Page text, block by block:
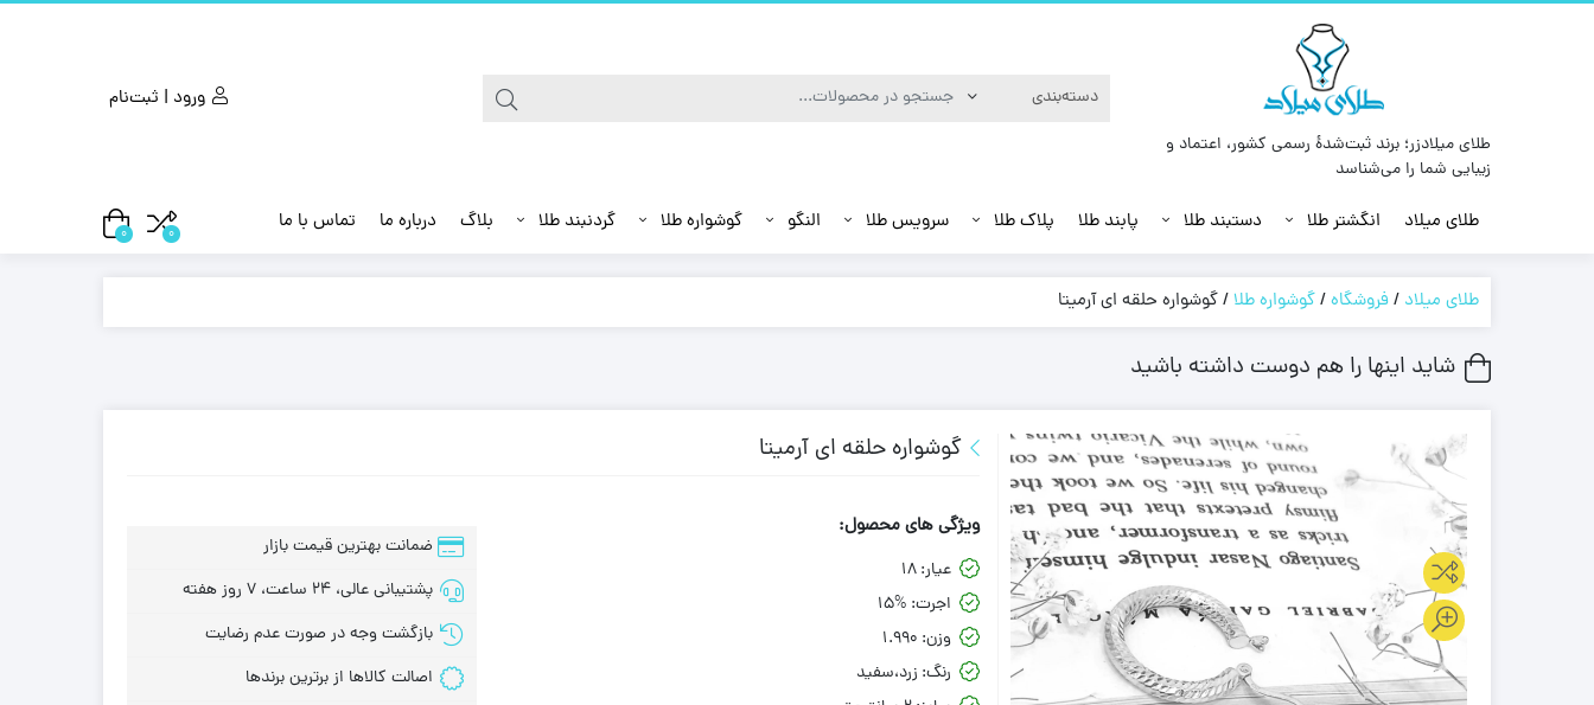
طلای میلادزر؛ برند ثبت‌شدهٔ رسمی کشور، اعتماد و
زیبایی شما را می‌شناسد
ورود | ثبت‌نام
طلای میلاد انگشتر طلا دستبند طلا پابند طلا پلاک طلا سرویس طلا النگو گوشواره طلا گردنبند طلا بلاگ درباره ما تماس با ما 0
0
طلای میلاد /فروشگاه/گوشواره طلا/گوشواره حلقه ای آرمیتا
شاید اینها را هم دوست داشته باشید
گوشواره حلقه ای آرمیتا
ویژگی های محصول:
عیار: 18
اجرت: 15%
وزن: 1.990
رنگ: زرد،سفید
ضمانت بهترین قیمت بازار
پشتیبانی عالی، 24 ساعت، 7 روز هفته
بازگشت وجه در صورت عدم رضایت
اصالت کالاها از برترین برندها